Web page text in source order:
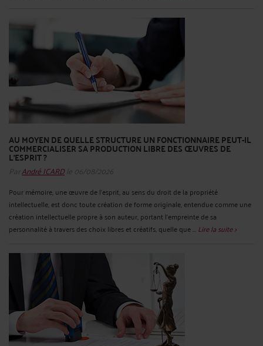
AU MOYEN DE QUELLE STRUCTURE UN FONCTIONNAIRE PEUT-IL
COMMERCIALISER SA PRODUCTION LIBRE DES ŒUVRES DE
L’ESPRIT ?
ParAndré ICARDle 06/08/2026
Pour mémoire, une œuvre de l’esprit, au sens du droit de la propriété
intellectuelle, est donc toute création de forme originale, entendue comme une
création intellectuelle propre à son auteur, portant l’empreinte de sa
personnalité à travers des choix libres et créatifs, quelle que ... Lire la suite >